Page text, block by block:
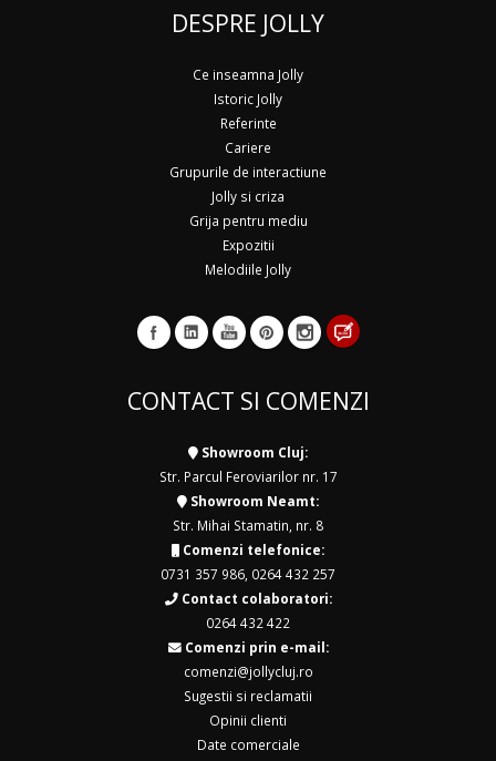
DESPRE JOLLY
Ce inseamna Jolly
Istoric Jolly
Referinte
Cariere
Grupurile de interactiune
Jolly si criza
Grija pentru mediu
Expozitii
Melodiile Jolly
CONTACT SI COMENZI
Showroom Cluj:
Str. Parcul Feroviarilor nr. 17
Showroom Neamt:
Str. Mihai Stamatin, nr. 8
Comenzi telefonice:
0731 357 986 0264 432 257
Contact colaboratori:
0264 432 422
Comenzi prin e-mail:
comenzi@jollycluj.ro
Sugestii si reclamatii
Opinii clienti
Date comerciale